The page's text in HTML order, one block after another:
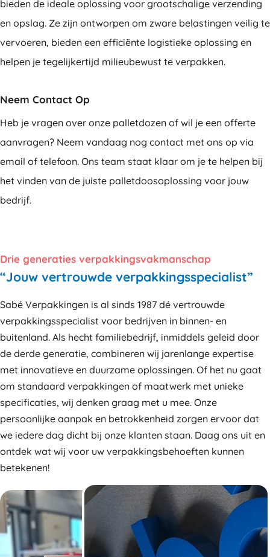
bieden de ideale oplossing voor grootschalige verzending
en opslag. Ze zijn ontworpen om zware belastingen veilig te
vervoeren, bieden een efficiënte logistieke oplossing en
helpen je tegelijkertijd milieubewust te verpakken.
Neem Contact Op
Heb je vragen over onze palletdozen of wil je een offerte
aanvragen? Neem vandaag nog contact met ons op via
email of telefoon. Ons team staat klaar om je te helpen bij
het vinden van de juiste palletdoosoplossing voor jouw
bedrijf.
Drie generaties verpakkingsvakmanschap
“Jouw vertrouwde verpakkingsspecialist”
Sabé Verpakkingen is al sinds 1987 dé vertrouwde
verpakkingsspecialist voor bedrijven in binnen- en
buitenland. Als hecht familiebedrijf, inmiddels geleid door
de derde generatie, combineren wij jarenlange expertise
met innovatieve en duurzame oplossingen. Of het nu gaat
om standaard verpakkingen of maatwerk met unieke
specificaties, wij denken graag met u mee. Onze
persoonlijke aanpak en betrokkenheid zorgen ervoor dat
we iedere dag dicht bij onze klanten staan. Daag ons uit en
ontdek wat wij voor uw verpakkingsbehoeften kunnen
betekenen!